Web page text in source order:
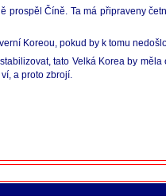
prospěl Číně. Ta má připraveny
Koreou, pokud by k tomu
tato Velká Korea by
a proto zbrojí.